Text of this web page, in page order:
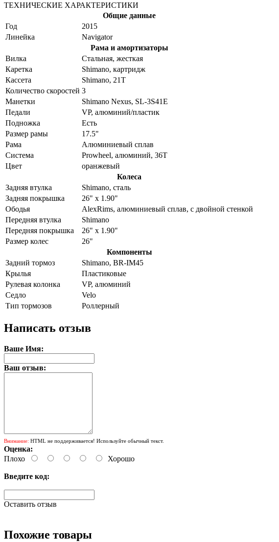
ТЕХНИЧЕСКИЕ ХАРАКТЕРИСТИКИ
Общие данные
Год
2015
Линейка
Navigator
Рама и амортизаторы
Вилка
Стальная, жесткая
Каретка
Shimano, картридж
Кассета
Shimano, 21T
Количество скоростей 3
Манетки
Shimano Nexus, SL-3S41E
Педали
VP, алюминий/пластик
Подножка
Есть
Размер рамы
17.5"
Рама
Алюминиевый сплав
Система
Prowheel, алюминий, 36Т
Цвет
оранжевый
Колеса
Задняя втулка
Shimano, сталь
Задняя покрышка
26" x 1.90"
Ободья
AlexRims, алюминиевый сплав, с двойной стенкой
Передняя втулка
Shimano
Передняя покрышка
26" x 1.90"
Размер колес
26"
Компоненты
Задний тормоз
Shimano, BR-IM45
Крылья
Пластиковые
Рулевая колонка
VP, алюминий
Седло
Velo
Тип тормозов
Роллерный
Написать отзыв
Ваше Имя:
Ваш отзыв:
Внимание: HTML не поддерживается! Используйте обычный текст.
Оценка:
Плохо
Хорошо
Введите код:
Оставить отзыв
Похожие товары